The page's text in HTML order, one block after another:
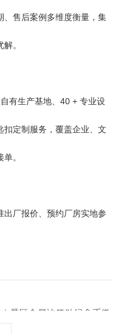
、售后案例多维度衡量，集
。
有生产基地、40 + 专业设
扣定制服务，覆盖企业、文
。
出厂报价、预约厂房实地参
景区金属冰箱贴纪念币徽